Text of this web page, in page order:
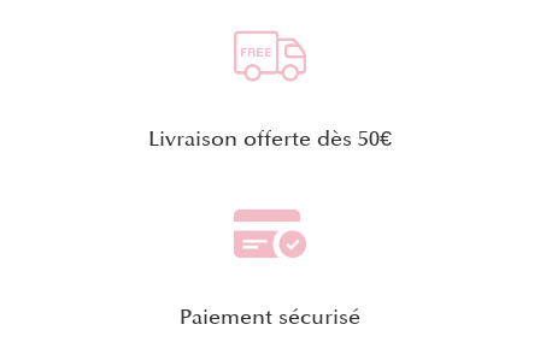
Livraison offerte dès 50€
Paiement sécurisé